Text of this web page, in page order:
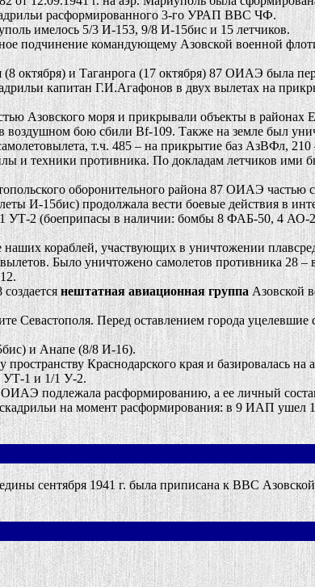
расформированного 3-го УРАП ВВС ЧФ.
имелось 5/3 И-153, 9/8 И-15бис и 15 летчиков.
подчинение командующему Азовской военной
и Таганрога (17 октября) 87 ОИАЭ была
капитан Г.И.Агафонов в двух вылетах на
Азовского моря и прикрывали объекты в районах
бою сбили Bf-109. Также на земле был
т.ч. 485 – на прикрытие баз АзВФл, 210
и техники противника. По докладам летчиков ими
оборонительного района 87 ОИАЭ частью
И-15бис) продолжала вести боевые действия в
УТ-2 (боеприпасы в наличии: бомбы 8 ФАБ-50, 4
кораблей, участвующих в уничтожении
Было уничтожено самолетов противника 28 –
нештатная авиационная группа Азовской
Перед оставлением города уцелевшие
и Анапе (8/8 И-16).
Краснодарского края и базировалась
УТ-1 и 1/1 У-2.
подлежала расформированию, а ее личный
эскадрильи на момент расформирования: в 9 ИАП
сентября 1941 г. была приписана к ВВС